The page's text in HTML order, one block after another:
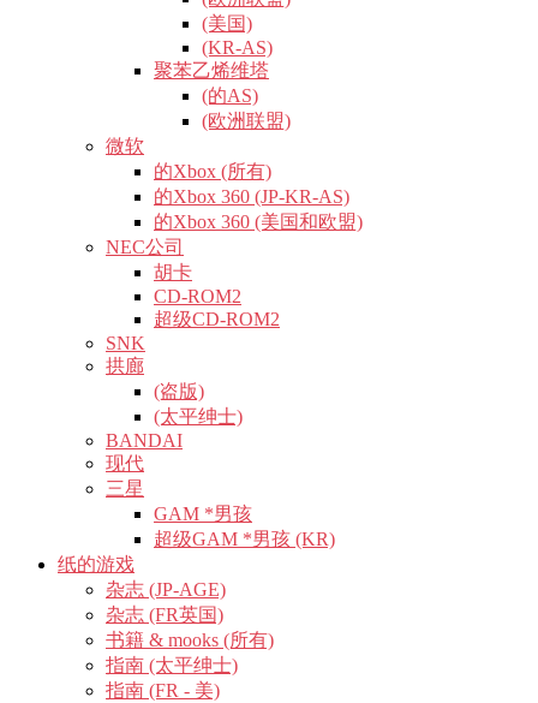
(美国)
(KR-AS)
聚苯乙烯维塔
(的AS)
(欧洲联盟)
微软
的Xbox (所有)
的Xbox 360 (JP-KR-AS)
的Xbox 360 (美国和欧盟)
NEC公司
胡卡
CD-ROM2
超级CD-ROM2
SNK
拱廊
(盗版)
(太平绅士)
BANDAI
现代
三星
GAM *男孩
超级GAM *男孩 (KR)
纸的游戏
杂志 (JP-AGE)
杂志 (FR英国)
书籍 & mooks (所有)
指南 (太平绅士)
指南 (FR - 美)